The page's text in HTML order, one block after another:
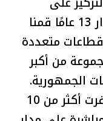
أعمال التشييد والبناء على مدار 13 عامًا قمنا
متعددة
من أكبر
الجمهورية.
وأضاف الحداد أن المجموعة وفرت أكثر من 10